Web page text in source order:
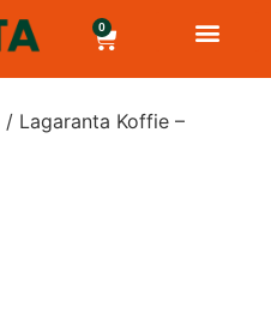
0
/ Lagaranta Koffie –